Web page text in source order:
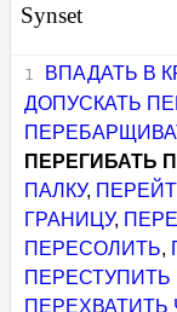
Synset
ВПАДАТЬ В
ДОПУСКАТЬ
ПЕРЕГИБАТЬ
ПАЛКУ,
ГРАНИЦУ,
ПЕРЕСОЛИТЬ,
ПЕРЕСТУПИТЬ
ПЕРЕХВАТИТЬ